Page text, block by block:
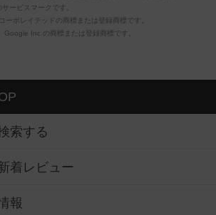
ービスマークです。
ーポレイテッドの商標または登録商標です。
Inc.の商標または登録商標です。
索する
着レビュー
報